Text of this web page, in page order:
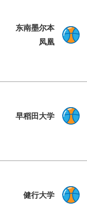
东南墨尔本
凤凰
早稻田大学
健行大学